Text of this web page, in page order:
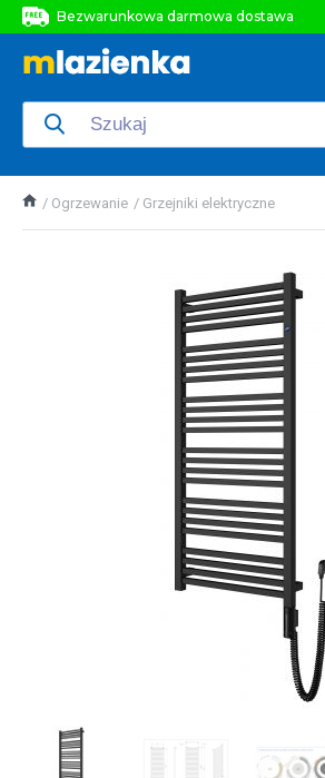
Bezwarunkowa darmowa dostawa
Bezwarunkowa darmowa dostawa
Ogrzewanie Grzejniki elektryczne